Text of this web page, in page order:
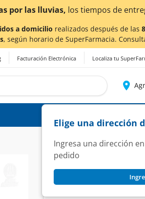
¡Ahora
a domicilio realizados después de las
, según horario de SuperFarmacia.
Facturación Electrónica Localiza tu
Elige una dirección
Ingresa una dirección
pedido
DALAY
Dalay 125.0mg/